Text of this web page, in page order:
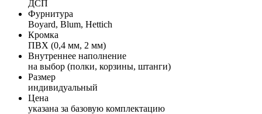
ДСП
Фурнитура
Boyard, Blum, Hettich
Кромка
ПВХ (0,4 мм, 2 мм)
Внутреннее наполнение
на выбор (полки, корзины, штанги)
Размер
индивидуальный
Цена
указана за базовую комплектацию